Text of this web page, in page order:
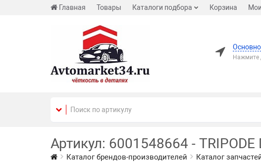
Главная Товары Каталоги подбора Корзина
Нажмите
Артикул: 6001548664 -
Каталог брендов-производителей Каталог